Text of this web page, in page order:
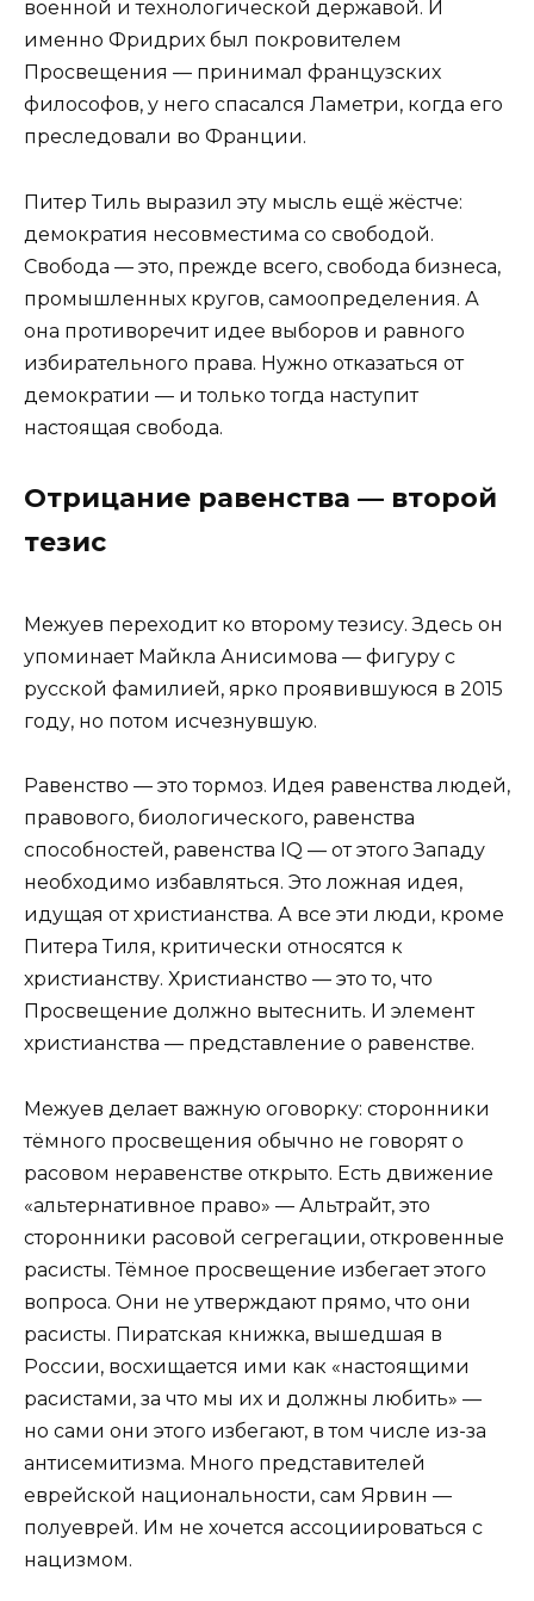
военной и технологической державой. И
именно Фридрих был покровителем
Просвещения — принимал французских
философов, у него спасался Ламетри, когда его
преследовали во Франции.
Питер Тиль выразил эту мысль ещё жёстче:
демократия несовместима со свободой.
Свобода — это, прежде всего, свобода бизнеса,
промышленных кругов, самоопределения. А
она противоречит идее выборов и равного
избирательного права. Нужно отказаться от
демократии — и только тогда наступит
настоящая свобода.
Отрицание равенства — второй
тезис
Межуев переходит ко второму тезису. Здесь он
упоминает Майкла Анисимова — фигуру с
русской фамилией, ярко проявившуюся в 2015
году, но потом исчезнувшую.
Равенство — это тормоз. Идея равенства людей,
правового, биологического, равенства
способностей, равенства IQ — от этого Западу
необходимо избавляться. Это ложная идея,
идущая от христианства. А все эти люди, кроме
Питера Тиля, критически относятся к
христианству. Христианство — это то, что
Просвещение должно вытеснить. И элемент
христианства — представление о равенстве.
Межуев делает важную оговорку: сторонники
тёмного просвещения обычно не говорят о
расовом неравенстве открыто. Есть движение
«альтернативное право» — Альтрайт, это
сторонники расовой сегрегации, откровенные
расисты. Тёмное просвещение избегает этого
вопроса. Они не утверждают прямо, что они
расисты. Пиратская книжка, вышедшая в
России, восхищается ими как «настоящими
расистами, за что мы их и должны любить» —
но сами они этого избегают, в том числе из-за
антисемитизма. Много представителей
еврейской национальности, сам Ярвин —
полуеврей. Им не хочется ассоциироваться с
нацизмом.